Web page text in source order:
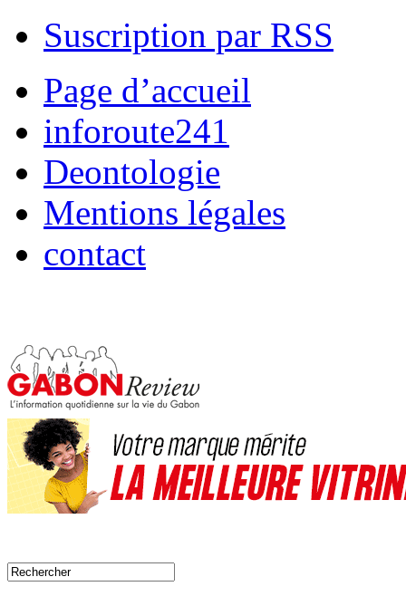
Suscription par RSS
Page d’accueil
inforoute241
Deontologie
Mentions légales
contact